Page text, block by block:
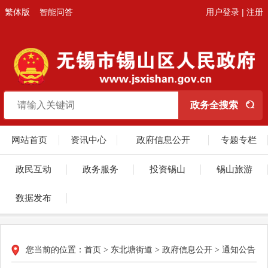
繁体版 智能问答 用户登录 | 注册
网站首页 资讯中心 政府信息公开 专题专栏
政民互动 政务服务 投资锡山 锡山旅游
数据发布
您当前的位置： 首页 > 东北塘街道 > 政府信息公开 > 通知公告